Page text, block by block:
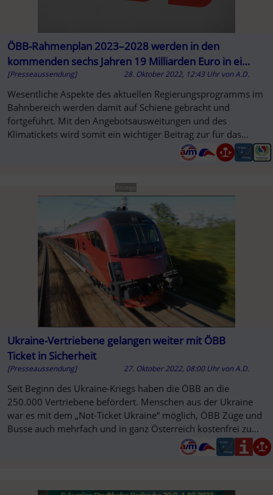
ÖBB-Rahmenplan 2023–2028 werden in den
kommenden sechs Jahren 19 Milliarden Euro in ein
modernes Eisenbahnnetz investiert
[Presseaussendung] 28. Oktober 2022, 12:43 Uhr vonA.D.
Wesentliche Aspekte des aktuellen Regierungsprogramms im
Bahnbereich werden damit auf Schiene gebracht und
fortgeführt. Mit den Angebotsausweitungen und des
Klimatickets wird somit ein wichtiger Beitrag zur für das
Anzeige
Ukraine-Vertriebene gelangen weiter mit ÖBB
Ticket in Sicherheit
[Presseaussendung] 27. Oktober 2022, 08:00 Uhr vonA.D.
Seit Beginn des Ukraine-Kriegs haben die ÖBB an die
250.000 Vertriebene befördert. Menschen aus der Ukraine
war es mit dem „Not-Ticket Ukraine“ möglich, ÖBB Züge und
Busse auch mehrfach und in ganz Österreich kostenfrei zu